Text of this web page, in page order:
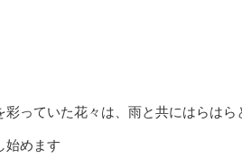
彩っていた花々は、雨と共にはらは
始めます